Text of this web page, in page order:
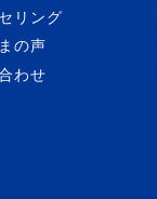
リング
の声
わせ